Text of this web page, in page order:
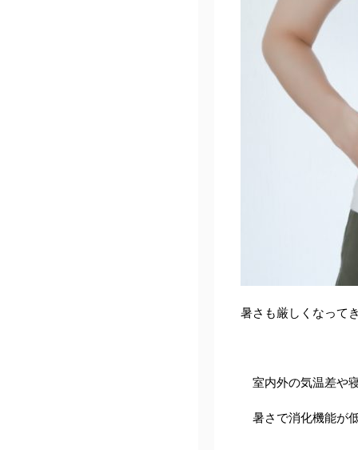
暑さも厳しくなって
室内外の気温差や
暑さで消化機能が